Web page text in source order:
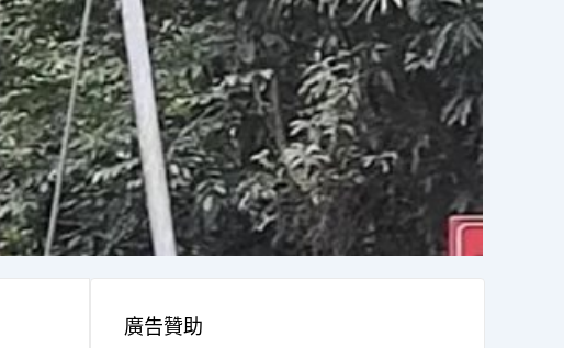
廣告贊助